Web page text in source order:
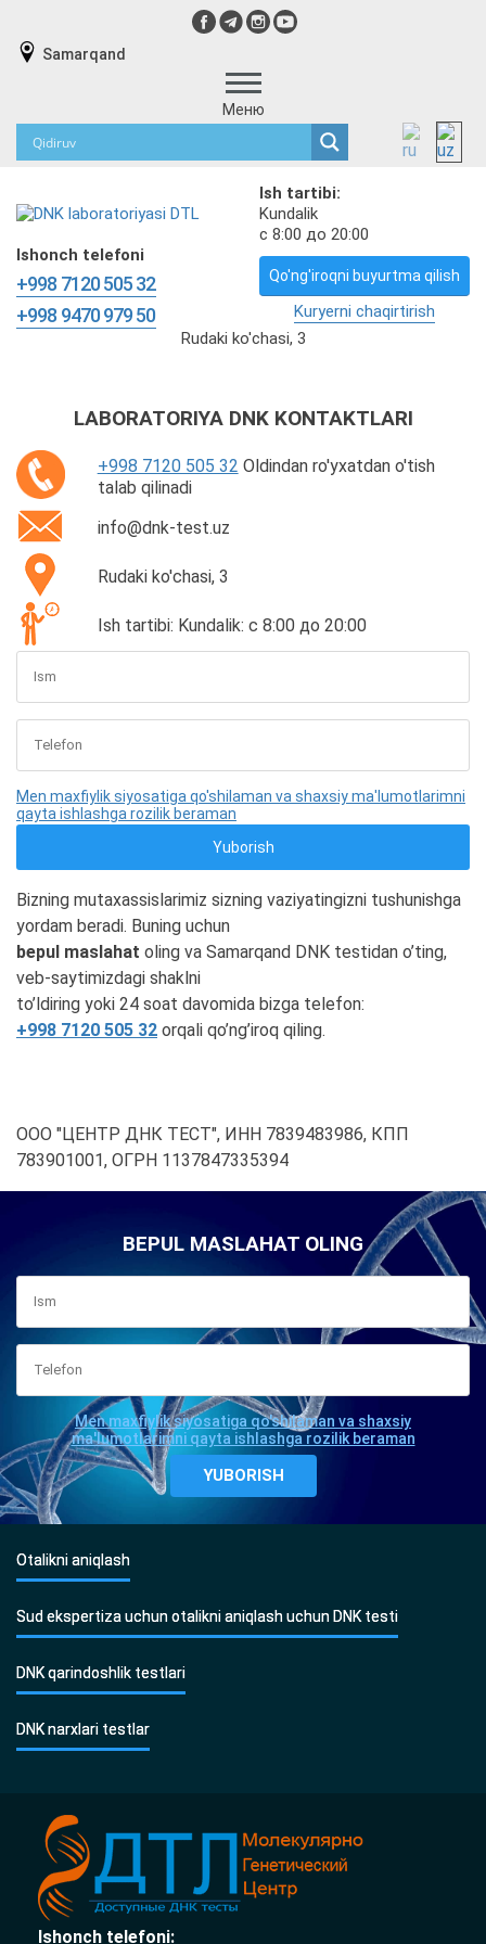
Samarqand
Меню
Ish tartibi:
Kundalik
с 8:00 до 20:00
Ishonch telefoni
+998 7120 505 32
+998 9470 979 50
Qo'ng'iroqni buyurtma qilish
Kuryerni chaqirtirish
Rudaki ko'chasi, 3
LABORATORIYA DNK KONTAKTLARI
+998 7120 505 32 Oldindan ro'yxatdan o'tish
talab qilinadi
info@dnk-test.uz
Rudaki ko'chasi, 3
Ish tartibi: Kundalik: с 8:00 до 20:00
Men maxfiylik siyosatiga qo'shilaman va shaxsiy ma'lumotlarimni
qayta ishlashga rozilik beraman
Bizning mutaxassislarimiz sizning vaziyatingizni tushunishga
yordam beradi. Buning uchun
bepul maslahat oling va Samarqand DNK testidan o’ting,
veb-saytimizdagi shaklni
to’ldiring yoki 24 soat davomida bizga telefon:
+998 7120 505 32 orqali qo’ng’iroq qiling.
ООО "ЦЕНТР ДНК ТЕСТ", ИНН 7839483986, КПП
783901001, ОГРН 1137847335394
BEPUL MASLAHAT OLING
Men maxfiylik siyosatiga qo'shilaman va shaxsiy
ma'lumotlarimni qayta ishlashga rozilik beraman
Otalikni aniqlash
Sud ekspertiza uchun otalikni aniqlash uchun DNK testi
DNK qarindoshlik testlari
DNK narxlari testlar
Ishonch telefoni: